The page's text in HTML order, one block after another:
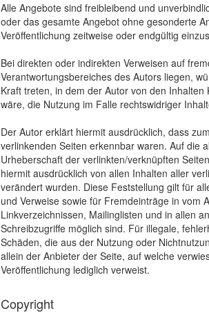
Alle Angebote sind freibleibend und
oder das gesamte Angebot ohne gesonderte
Veröffentlichung zeitweise oder endgültig
Bei direkten oder indirekten Verweisen auf
Verantwortungsbereiches des Autors liegen,
Kraft treten, in dem der Autor von den
wäre, die Nutzung im Falle rechtswidriger
Der Autor erklärt hiermit ausdrücklich, dass
verlinkenden Seiten erkennbar waren. Auf die
Urheberschaft der verlinkten/verknüpften
hiermit ausdrücklich von allen Inhalten aller
verändert wurden. Diese Feststellung gilt für
und Verweise sowie für Fremdeinträge in vom
Linkverzeichnissen, Mailinglisten und in allen
Schreibzugriffe möglich sind. Für illegale,
Schäden, die aus der Nutzung oder
allein der Anbieter der Seite, auf welche
Veröffentlichung lediglich verweist.
Copyright